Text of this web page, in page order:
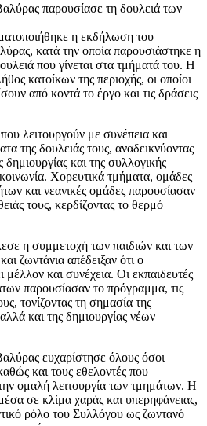
παρουσίασε τη δουλειά των
η εκδήλωση του
κατά την οποία παρουσιάστηκε η
που γίνεται στα τμήματά του. Η
κατοίκων της περιοχής, οι οποίοι
από κοντά το έργο και τις δράσεις
λειτουργούν με συνέπεια και
της δουλειάς τους, αναδεικνύοντας
δημιουργίας και της συλλογικής
Χορευτικά τμήματα, ομάδες
και νεανικές ομάδες παρουσίασαν
τους, κερδίζοντας το θερμό
η συμμετοχή των παιδιών και των
ζωντάνια απέδειξαν ότι ο
μέλλον και συνέχεια. Οι εκπαιδευτές
παρουσίασαν το πρόγραμμα, τις
τονίζοντας τη σημασία της
και της δημιουργίας νέων
ευχαρίστησε όλους όσοι
και τους εθελοντές που
ομαλή λειτουργία των τμημάτων. Η
σε κλίμα χαράς και υπερηφάνειας,
ρόλο του Συλλόγου ως ζωντανό